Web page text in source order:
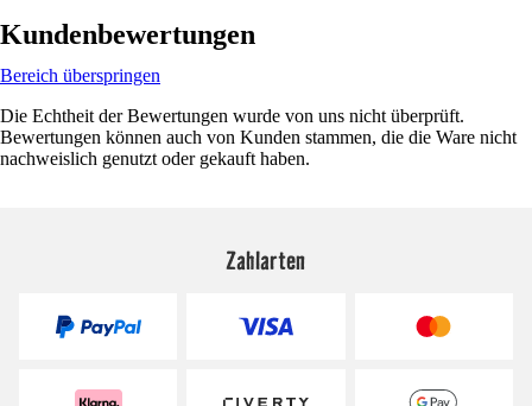
Kundenbewertungen
Bereich überspringen
Die Echtheit der Bewertungen wurde von uns nicht überprüft.
Bewertungen können auch von Kunden stammen, die die Ware nicht
nachweislich genutzt oder gekauft haben.
Zahlarten